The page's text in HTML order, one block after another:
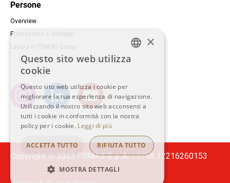
Persone
Overview
Formazione e Sviluppo
Lavora in FOMAS Group
Social
InstagramLinkedIn YouTube
Copyright © 2023 FOMAS S.p.A. |P.IVA 12216260153
ZH-HANT
×
Questo sito web utilizza
cookie
Questo sito web utilizza i cookie per
migliorare la tua esperienza di navigazione.
Utilizzando il nostro sito web acconsenti a
tutti i cookie in conformità con la nostra
policy per i cookie. Leggi di più
ACCETTA TUTTO RIFIUTA TUTTO
MOSTRA DETTAGLI